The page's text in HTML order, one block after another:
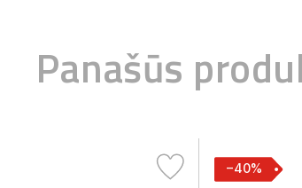
Panašūs
−40%